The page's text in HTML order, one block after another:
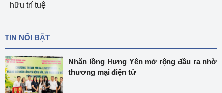
hữu trí tuệ
TIN NỔI BẬT
Nhãn lồng Hưng Yên mở rộng đầu ra nhờ
thương mại điện tử